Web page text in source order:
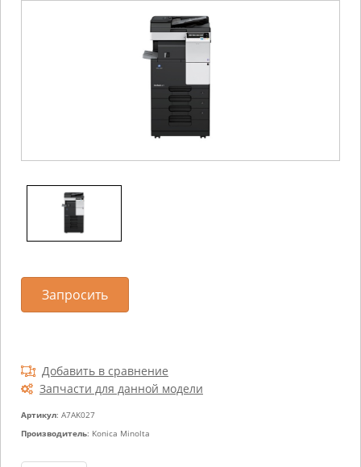
Добавить в сравнение
Запчасти для данной модели
Артикул: A7AK027
Производитель: Konica Minolta
Запросить